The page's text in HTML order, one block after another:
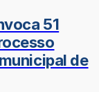
51
de